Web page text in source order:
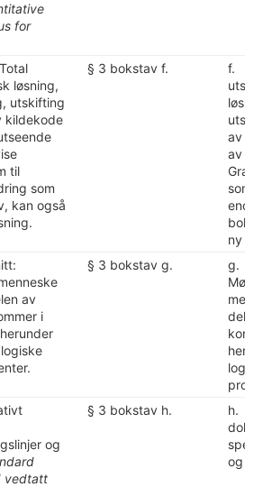
for
løsning,
utskifting
kildekode
til
som
kan også
§ 3 bokstav f.
f.
av
av
ny
av
i
§ 3 bokstav g.
g.
og
vedtatt
§ 3 bokstav h.
h.
og